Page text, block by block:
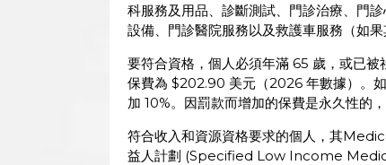
科服務及用品、診斷測試、門診治療、門
設備、門診醫院服務以及救護車服務（如果
要符合資格，個人必須年滿 65 歲，或已
保費為 $202.90 美元（2026 年數據）。
加 10%。因罰款而增加的保費是永久性的
符合收入和資源資格要求的個人，其
益人計劃 (Specified Low Income